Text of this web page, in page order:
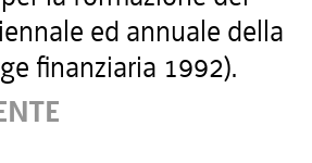
ed annuale della
finanziaria 1992).